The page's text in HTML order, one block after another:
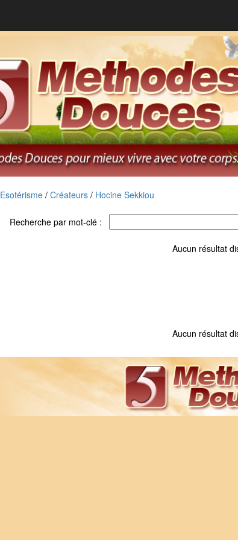
Esotérisme / Créateurs / Hocine Sekkiou
Recherche par mot-clé :
Aucun résultat
Aucun résultat